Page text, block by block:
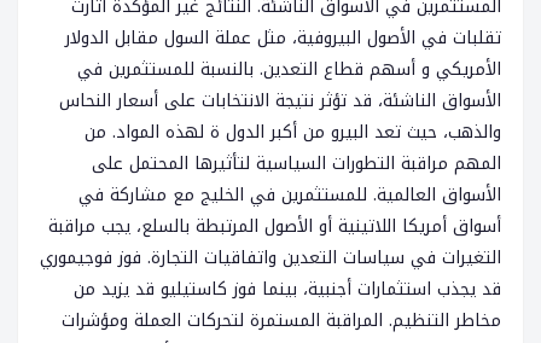
المستثمرين في الأسواق الناشئة. النتائج غير المؤكدة أثارت
تقلبات في الأصول البيروفية، مثل عملة السول مقابل الدولار
الأمريكي و أسهم قطاع التعدين. بالنسبة للمستثمرين في
الأسواق الناشئة، قد تؤثر نتيجة الانتخابات على أسعار النحاس
والذهب، حيث تعد البيرو من أكبر الدول ة لهذه المواد. من
المهم مراقبة التطورات السياسية لتأثيرها المحتمل على
الأسواق العالمية. للمستثمرين في الخليج مع مشاركة في
أسواق أمريكا اللاتينية أو الأصول المرتبطة بالسلع، يجب مراقبة
التغيرات في سياسات التعدين واتفاقيات التجارة. فوز فوجيموري
قد يجذب استثمارات أجنبية، بينما فوز كاستيليو قد يزيد من
مخاطر التنظيم. المراقبة المستمرة لتحركات العملة ومؤشرات